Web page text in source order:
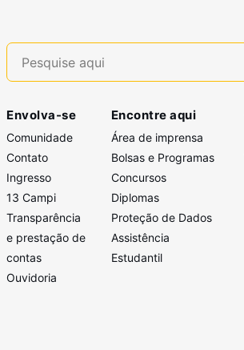
Envolva-se
Comunidade
Contato
Ingresso
13 Campi
Transparência
e prestação de
contas
Ouvidoria
Encontre aqui
Área de imprensa
Bolsas e Programas
Concursos
Diplomas
Proteção de Dados
Assistência
Estudantil